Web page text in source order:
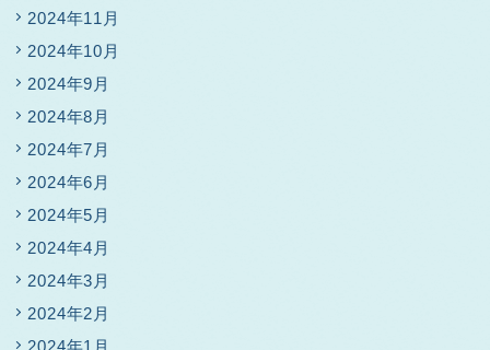
2024年11月
2024年10月
2024年9月
2024年8月
2024年7月
2024年6月
2024年5月
2024年4月
2024年3月
2024年2月
2024年1月